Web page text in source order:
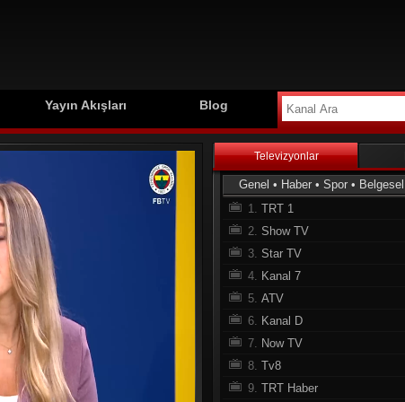
Yayın Akışları Blog
Televizyonlar
Genel • Haber • Spor • Belgesel
1. TRT 1
2. Show TV
3. Star TV
4. Kanal 7
5. ATV
6. Kanal D
7. Now TV
8. Tv8
9. TRT Haber